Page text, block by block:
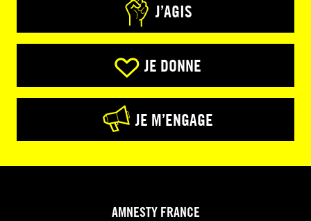
J’AGIS
JE DONNE
JE M’ENGAGE
AMNESTY FRANCE